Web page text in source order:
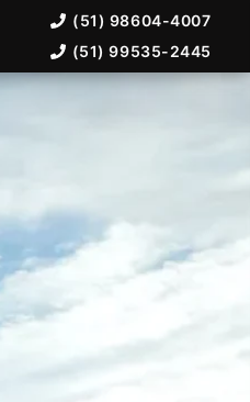
(51) 98604-4007
(51) 99535-2445